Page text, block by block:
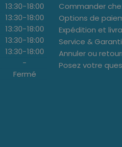
13:30-18:00
13:30-18:00
13:30-18:00
13:30-18:00
13:30-18:00
-
Fermé
Commander
Options de
Expédition et
Service &
Annuler ou
Posez votre